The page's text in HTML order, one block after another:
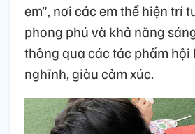
em”, nơi các em thể hiện trí
phong phú và khả năng
thông qua các tác phẩm hội
nghĩnh, giàu cảm xúc.